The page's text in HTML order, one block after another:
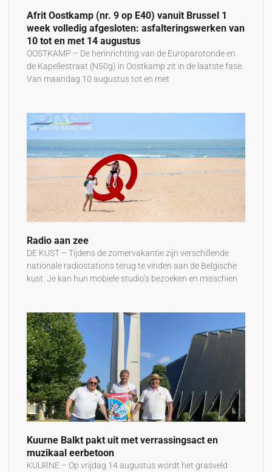
Afrit Oostkamp (nr. 9 op E40) vanuit Brussel 1
week volledig afgesloten: asfalteringswerken van
10 tot en met 14 augustus
OOSTKAMP – De herinrichting van de Europarotonde en
de Kapellestraat (N50g) in Oostkamp zit in de laatste fase.
Van maandag 10 augustus tot en met
Radio aan zee
DE KUST – Tijdens de zomervakantie zijn verschillende
nationale radiostations terug te vinden aan de Belgische
kust. Je kan hun mobiele studio’s bezoeken en misschien
Kuurne Balkt pakt uit met verrassingsact en
muzikaal eerbetoon
KUURNE – Op vrijdag 14 augustus wordt het grasveld